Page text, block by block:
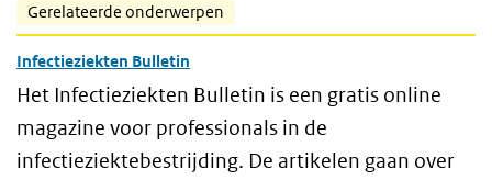
Gerelateerde onderwerpen
Infectieziekten Bulletin
Het Infectieziekten Bulletin is een gratis online
magazine voor professionals in de
infectieziektebestrijding. De artikelen gaan over